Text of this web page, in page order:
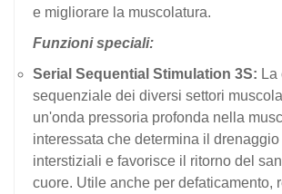
e migliorare la muscolatura.
Funzioni speciali:
Serial Sequential Stimulation 3S:
sequenziale dei diversi settori
un'onda pressoria profonda nella
interessata che determina il
interstiziali e favorisce il ritorno del
cuore. Utile anche per defaticamento,